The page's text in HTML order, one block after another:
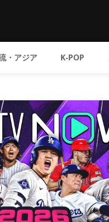
・アジア K-POP